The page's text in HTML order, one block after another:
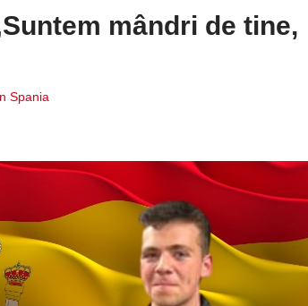
mândri de tine,
Spania